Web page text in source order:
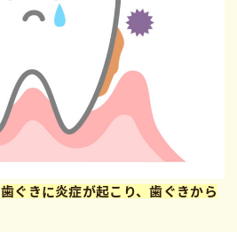
歯ぐきに炎症が起こり、歯ぐきから